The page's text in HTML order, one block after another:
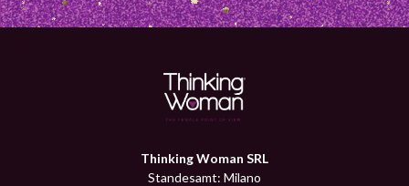
Thinking Woman SRL
Standesamt: Milano